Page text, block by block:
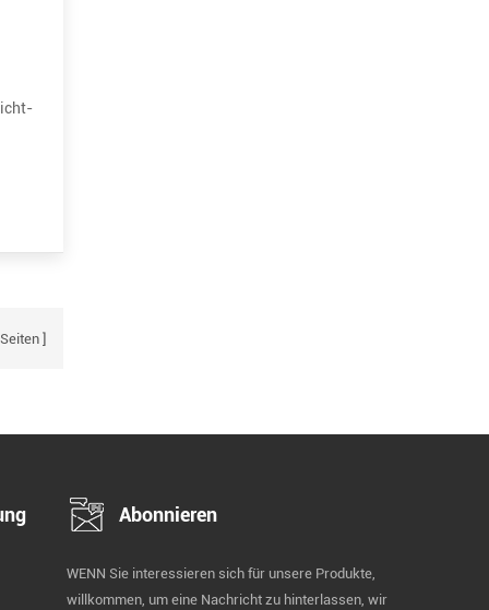
Seiten
Abonnieren
WENN Sie interessieren sich für unsere Produkte,
willkommen, um eine Nachricht zu hinterlassen, wir